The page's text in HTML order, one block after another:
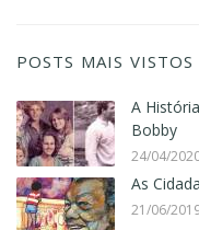
POSTS MAIS VISTOS
A
Bobby
24/04/
As
21/06/